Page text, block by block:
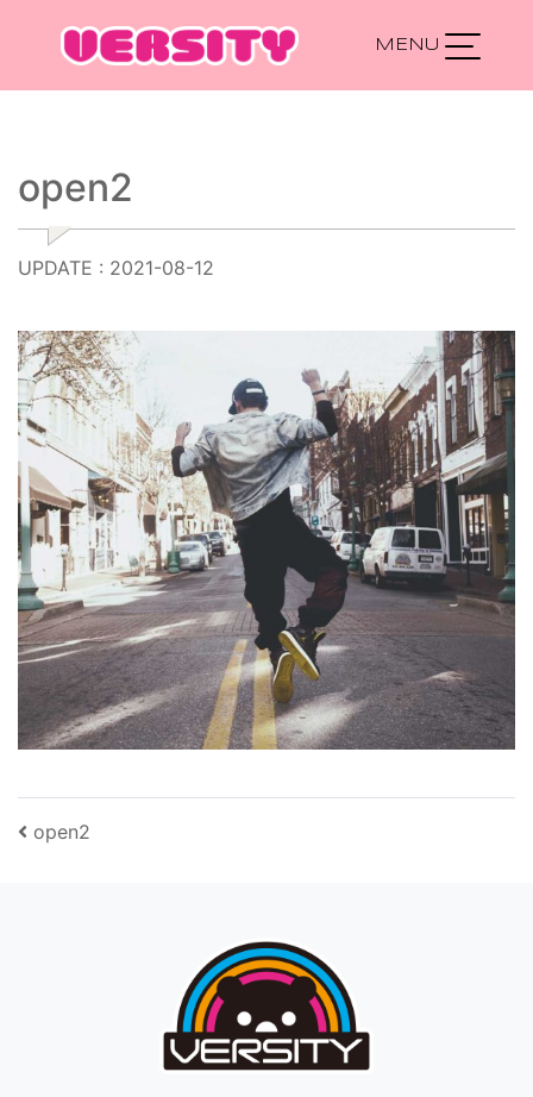
Main Navigation
open2
UPDATE : 2021-08-12
投稿ナビゲーション
open2